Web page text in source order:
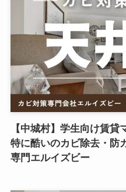
【中城村】学生向け賃
特に酷いのカビ除去・防
専門エルイズビー